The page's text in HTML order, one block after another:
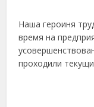
Наша героиня
время на
проходили